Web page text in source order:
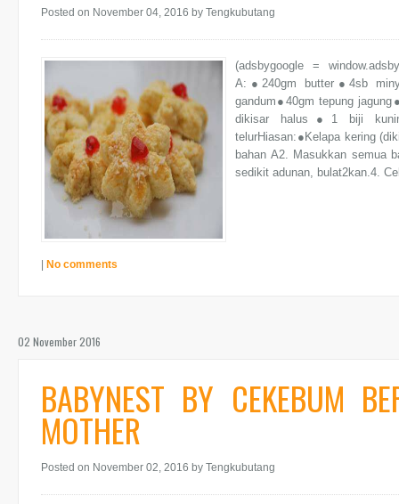
Posted on November 04, 2016 by Tengkubutang
(adsbygoogle =
A:●240gm butter●4sb
gandum●40gm tepung
dikisar halus●1 biji
telurHiasan:●Kelapa kering
bahan A2. Masukkan semua
sedikit adunan, bulat2kan.4.
No comments
02 November 2016
BABYNEST BY CEKEBUM
MOTHER
Posted on November 02, 2016 by Tengkubutang